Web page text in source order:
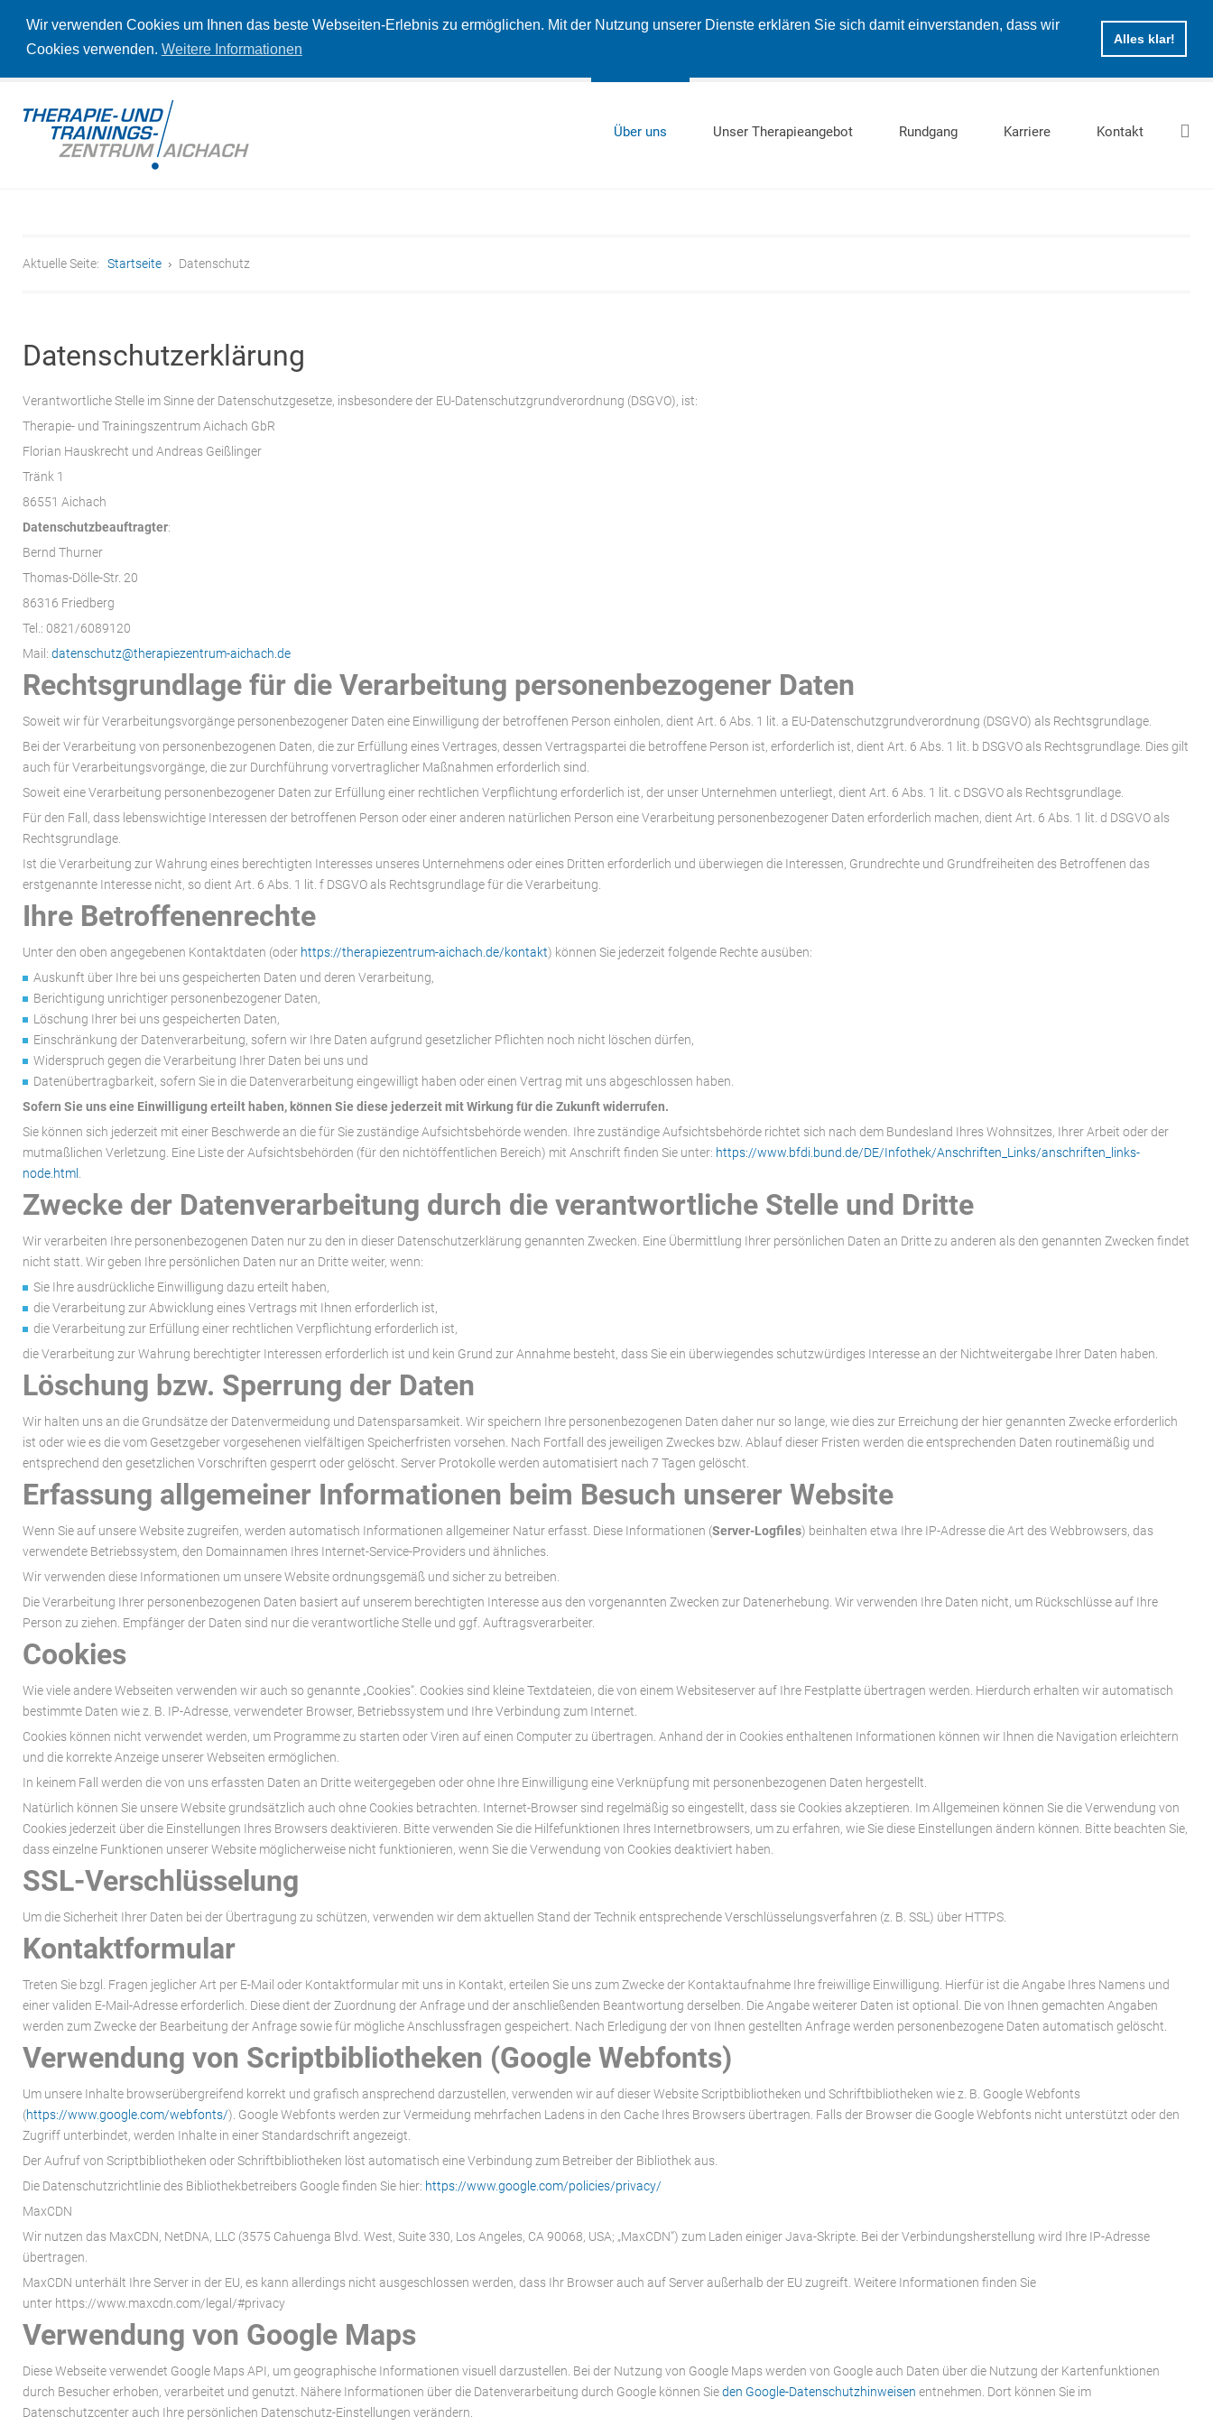
Wir verwenden Cookies um Ihnen das beste Webseiten-Erlebnis zu ermöglichen. Mit der Nutzung unserer Dienste erklären Sie sich damit einverstanden, dass wir
Cookies verwenden. Weitere Informationen
Alles klar!
Über uns Unser Therapieangebot Rundgang Karriere Kontakt
Aktuelle Seite: Startseite Datenschutz
Datenschutzerklärung
Verantwortliche Stelle im Sinne der Datenschutzgesetze, insbesondere der EU-Datenschutzgrundverordnung (DSGVO), ist:
Therapie- und Trainingszentrum Aichach GbR
Florian Hauskrecht und Andreas Geißlinger
Tränk 1
86551 Aichach
Datenschutzbeauftragter:
Bernd Thurner
Thomas-Dölle-Str. 20
86316 Friedberg
Tel.: 0821/6089120
Mail: datenschutz@therapiezentrum-aichach.de
Rechtsgrundlage für die Verarbeitung personenbezogener Daten
Soweit wir für Verarbeitungsvorgänge personenbezogener Daten eine Einwilligung der betroffenen Person einholen, dient Art. 6 Abs. 1 lit. a EU-Datenschutzgrundverordnung (DSGVO) als Rechtsgrundlage.
Bei der Verarbeitung von personenbezogenen Daten, die zur Erfüllung eines Vertrages, dessen Vertragspartei die betroffene Person ist, erforderlich ist, dient Art. 6 Abs. 1 lit. b DSGVO als Rechtsgrundlage. Dies gilt
auch für Verarbeitungsvorgänge, die zur Durchführung vorvertraglicher Maßnahmen erforderlich sind.
Soweit eine Verarbeitung personenbezogener Daten zur Erfüllung einer rechtlichen Verpflichtung erforderlich ist, der unser Unternehmen unterliegt, dient Art. 6 Abs. 1 lit. c DSGVO als Rechtsgrundlage.
Für den Fall, dass lebenswichtige Interessen der betroffenen Person oder einer anderen natürlichen Person eine Verarbeitung personenbezogener Daten erforderlich machen, dient Art. 6 Abs. 1 lit. d DSGVO als
Rechtsgrundlage.
Ist die Verarbeitung zur Wahrung eines berechtigten Interesses unseres Unternehmens oder eines Dritten erforderlich und überwiegen die Interessen, Grundrechte und Grundfreiheiten des Betroffenen das
erstgenannte Interesse nicht, so dient Art. 6 Abs. 1 lit. f DSGVO als Rechtsgrundlage für die Verarbeitung.
Ihre Betroffenenrechte
Unter den oben angegebenen Kontaktdaten (oder https://therapiezentrum-aichach.de/kontakt) können Sie jederzeit folgende Rechte ausüben:
Auskunft über Ihre bei uns gespeicherten Daten und deren Verarbeitung,
Berichtigung unrichtiger personenbezogener Daten,
Löschung Ihrer bei uns gespeicherten Daten,
Einschränkung der Datenverarbeitung, sofern wir Ihre Daten aufgrund gesetzlicher Pflichten noch nicht löschen dürfen,
Widerspruch gegen die Verarbeitung Ihrer Daten bei uns und
Datenübertragbarkeit, sofern Sie in die Datenverarbeitung eingewilligt haben oder einen Vertrag mit uns abgeschlossen haben.
Sofern Sie uns eine Einwilligung erteilt haben, können Sie diese jederzeit mit Wirkung für die Zukunft widerrufen.
Sie können sich jederzeit mit einer Beschwerde an die für Sie zuständige Aufsichtsbehörde wenden. Ihre zuständige Aufsichtsbehörde richtet sich nach dem Bundesland Ihres Wohnsitzes, Ihrer Arbeit oder der
mutmaßlichen Verletzung. Eine Liste der Aufsichtsbehörden (für den nichtöffentlichen Bereich) mit Anschrift finden Sie unter: https://www.bfdi.bund.de/DE/Infothek/Anschriften_Links/anschriften_links-
node.html
Zwecke der Datenverarbeitung durch die verantwortliche Stelle und Dritte
Wir verarbeiten Ihre personenbezogenen Daten nur zu den in dieser Datenschutzerklärung genannten Zwecken. Eine Übermittlung Ihrer persönlichen Daten an Dritte zu anderen als den genannten Zwecken findet
nicht statt. Wir geben Ihre persönlichen Daten nur an Dritte weiter, wenn:
Sie Ihre ausdrückliche Einwilligung dazu erteilt haben,
die Verarbeitung zur Abwicklung eines Vertrags mit Ihnen erforderlich ist,
die Verarbeitung zur Erfüllung einer rechtlichen Verpflichtung erforderlich ist,
die Verarbeitung zur Wahrung berechtigter Interessen erforderlich ist und kein Grund zur Annahme besteht, dass Sie ein überwiegendes schutzwürdiges Interesse an der Nichtweitergabe Ihrer Daten haben.
Löschung bzw. Sperrung der Daten
Wir halten uns an die Grundsätze der Datenvermeidung und Datensparsamkeit. Wir speichern Ihre personenbezogenen Daten daher nur so lange, wie dies zur Erreichung der hier genannten Zwecke erforderlich
ist oder wie es die vom Gesetzgeber vorgesehenen vielfältigen Speicherfristen vorsehen. Nach Fortfall des jeweiligen Zweckes bzw. Ablauf dieser Fristen werden die entsprechenden Daten routinemäßig und
entsprechend den gesetzlichen Vorschriften gesperrt oder gelöscht. Server Protokolle werden automatisiert nach 7 Tagen gelöscht.
Erfassung allgemeiner Informationen beim Besuch unserer Website
Wenn Sie auf unsere Website zugreifen, werden automatisch Informationen allgemeiner Natur erfasst. Diese Informationen (Server-Logfiles) beinhalten etwa Ihre IP-Adresse die Art des Webbrowsers, das
verwendete Betriebssystem, den Domainnamen Ihres Internet-Service-Providers und ähnliches.
Wir verwenden diese Informationen um unsere Website ordnungsgemäß und sicher zu betreiben.
Die Verarbeitung Ihrer personenbezogenen Daten basiert auf unserem berechtigten Interesse aus den vorgenannten Zwecken zur Datenerhebung. Wir verwenden Ihre Daten nicht, um Rückschlüsse auf Ihre
Person zu ziehen. Empfänger der Daten sind nur die verantwortliche Stelle und ggf. Auftragsverarbeiter.
Cookies
Wie viele andere Webseiten verwenden wir auch so genannte „Cookies“. Cookies sind kleine Textdateien, die von einem Websiteserver auf Ihre Festplatte übertragen werden. Hierdurch erhalten wir automatisch
bestimmte Daten wie z. B. IP-Adresse, verwendeter Browser, Betriebssystem und Ihre Verbindung zum Internet.
Cookies können nicht verwendet werden, um Programme zu starten oder Viren auf einen Computer zu übertragen. Anhand der in Cookies enthaltenen Informationen können wir Ihnen die Navigation erleichtern
und die korrekte Anzeige unserer Webseiten ermöglichen.
In keinem Fall werden die von uns erfassten Daten an Dritte weitergegeben oder ohne Ihre Einwilligung eine Verknüpfung mit personenbezogenen Daten hergestellt.
Natürlich können Sie unsere Website grundsätzlich auch ohne Cookies betrachten. Internet-Browser sind regelmäßig so eingestellt, dass sie Cookies akzeptieren. Im Allgemeinen können Sie die Verwendung von
Cookies jederzeit über die Einstellungen Ihres Browsers deaktivieren. Bitte verwenden Sie die Hilfefunktionen Ihres Internetbrowsers, um zu erfahren, wie Sie diese Einstellungen ändern können. Bitte beachten Sie,
dass einzelne Funktionen unserer Website möglicherweise nicht funktionieren, wenn Sie die Verwendung von Cookies deaktiviert haben.
SSL-Verschlüsselung
Um die Sicherheit Ihrer Daten bei der Übertragung zu schützen, verwenden wir dem aktuellen Stand der Technik entsprechende Verschlüsselungsverfahren (z. B. SSL) über HTTPS.
Kontaktformular
Treten Sie bzgl. Fragen jeglicher Art per E-Mail oder Kontaktformular mit uns in Kontakt, erteilen Sie uns zum Zwecke der Kontaktaufnahme Ihre freiwillige Einwilligung. Hierfür ist die Angabe Ihres Namens und
einer validen E-Mail-Adresse erforderlich. Diese dient der Zuordnung der Anfrage und der anschließenden Beantwortung derselben. Die Angabe weiterer Daten ist optional. Die von Ihnen gemachten Angaben
werden zum Zwecke der Bearbeitung der Anfrage sowie für mögliche Anschlussfragen gespeichert. Nach Erledigung der von Ihnen gestellten Anfrage werden personenbezogene Daten automatisch gelöscht.
Verwendung von Scriptbibliotheken (Google Webfonts)
Um unsere Inhalte browserübergreifend korrekt und grafisch ansprechend darzustellen, verwenden wir auf dieser Website Scriptbibliotheken und Schriftbibliotheken wie z. B. Google Webfonts
(https://www.google.com/webfonts/). Google Webfonts werden zur Vermeidung mehrfachen Ladens in den Cache Ihres Browsers übertragen. Falls der Browser die Google Webfonts nicht unterstützt oder den
Zugriff unterbindet, werden Inhalte in einer Standardschrift angezeigt.
Der Aufruf von Scriptbibliotheken oder Schriftbibliotheken löst automatisch eine Verbindung zum Betreiber der Bibliothek aus.
Die Datenschutzrichtlinie des Bibliothekbetreibers Google finden Sie hier: https://www.google.com/policies/privacy/
MaxCDN
Wir nutzen das MaxCDN, NetDNA, LLC (3575 Cahuenga Blvd. West, Suite 330, Los Angeles, CA 90068, USA; „MaxCDN“) zum Laden einiger Java-Skripte. Bei der Verbindungsherstellung wird Ihre IP-Adresse
übertragen.
MaxCDN unterhält Ihre Server in der EU, es kann allerdings nicht ausgeschlossen werden, dass Ihr Browser auch auf Server außerhalb der EU zugreift. Weitere Informationen finden Sie
unter https://www.maxcdn.com/legal/#privacy
Verwendung von Google Maps
Diese Webseite verwendet Google Maps API, um geographische Informationen visuell darzustellen. Bei der Nutzung von Google Maps werden von Google auch Daten über die Nutzung der Kartenfunktionen
durch Besucher erhoben, verarbeitet und genutzt. Nähere Informationen über die Datenverarbeitung durch Google können Sieden Google-Datenschutzhinweisen entnehmen. Dort können Sie im
Datenschutzcenter auch Ihre persönlichen Datenschutz-Einstellungen verändern.